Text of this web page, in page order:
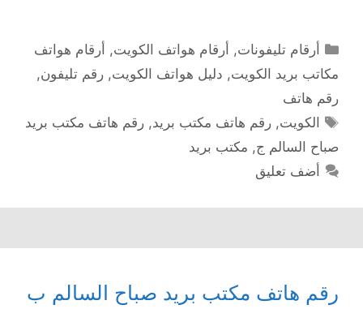
التصنيفات
أرقام تليفونات, أرقام هواتف الكويت, أرقام هواتف
مكاتب بريد الكويت, دليل هواتف الكويت, رقم تليفون,
رقم هاتف
الوسوم
الكويت,رقم هاتف مكتب بريد,رقم هاتف مكتب بريد
صباح السالم ج, مكتب بريد
أضف تعليق
رقم هاتف مكتب بريد صباح السالم ب